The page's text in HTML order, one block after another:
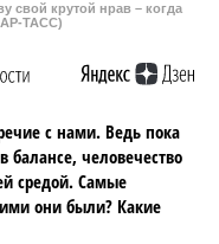
свой крутой нрав – когда
АР-ТАСС)
с нами. Ведь пока
балансе, человечество
средой. Самые
они были? Какие